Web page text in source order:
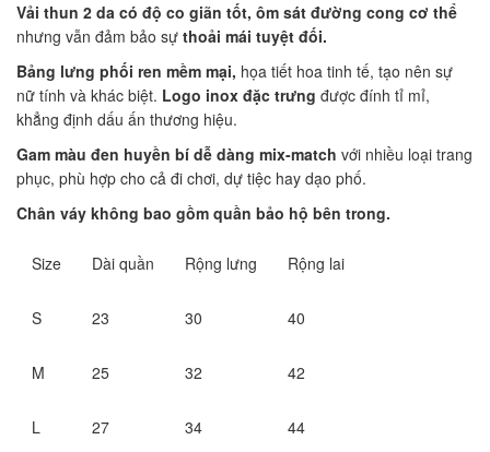
Vải thun 2 da có độ co giãn tốt, ôm sát đường cong cơ thể
nhưng vẫn đảm bảo sự thoải mái tuyệt đối.
Bảng lưng phối ren mềm mại, họa tiết hoa tinh tế, tạo nên sự
nữ tính và khác biệt. Logo inox đặc trưng được đính tỉ mỉ,
khẳng định dấu ấn thương hiệu.
Gam màu đen huyền bí dễ dàng mix-match với nhiều loại trang
phục, phù hợp cho cả đi chơi, dự tiệc hay dạo phố.
Chân váy không bao gồm quần bảo hộ bên trong.
Size Dài quần Rộng lưng Rộng lai
S 23 30 40
M 25 32 42
L 27 34
44